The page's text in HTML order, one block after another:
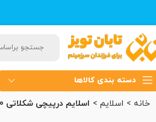
دسته بندی کالاها
خانه اسلایم اسلایم درپیچی شکلاتی 350 گرمی بازیکسو (40)